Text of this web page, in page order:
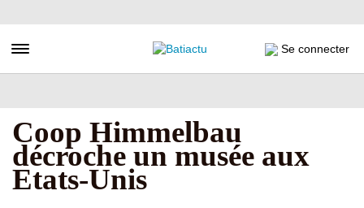
au
principal
Toggle navigation Se connecter
Coop Himmelbau
décroche un musée aux
Etats-Unis